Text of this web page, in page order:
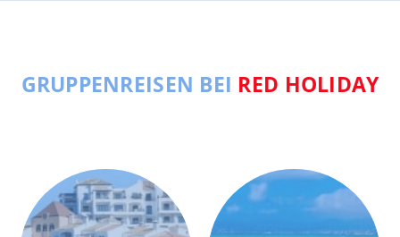
GRUPPENREISEN BEI RED HOLIDAY